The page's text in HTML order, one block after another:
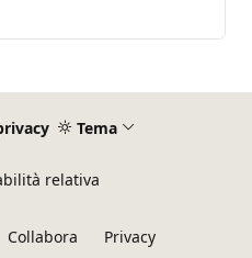
Tema
relativa
Collabora
Privacy